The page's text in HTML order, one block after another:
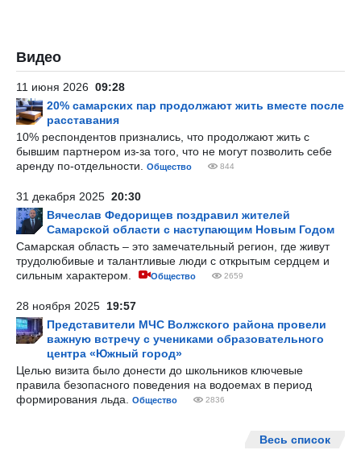
Видео
11 июня 2026 09:28
20% самарских пар продолжают жить вместе после
расставания
10% респондентов признались, что продолжают жить с
бывшим партнером из-за того, что не могут позволить себе
аренду по-отдельности.
Общество 844
31 декабря 2025 20:30
Вячеслав Федорищев поздравил жителей
Самарской области с наступающим Новым Годом
Самарская область – это замечательный регион, где живут
трудолюбивые и талантливые люди с открытым сердцем и
сильным характером.
Общество 2659
28 ноября 2025 19:57
Представители МЧС Волжского района провели
важную встречу с учениками образовательного
центра «Южный город»
Целью визита было донести до школьников ключевые
правила безопасного поведения на водоемах в период
формирования льда.
Общество 2836
Весь список